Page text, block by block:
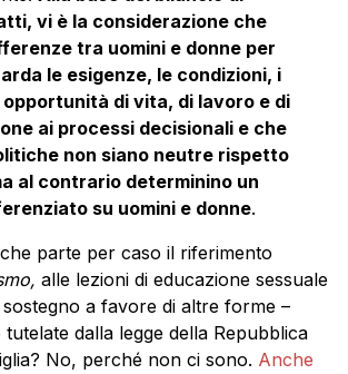
vi è la considerazione che
tra uomini e donne per
le esigenze, le condizioni, i
di vita, di lavoro e di
ai processi decisionali e che
non siano neutre rispetto
al contrario determinino un
su uomini e donne.
parte per caso il riferimento
alle lezioni di educazione sessuale
a favore di altre forme –
dalla legge della Repubblica
No, perché non ci sono. Anche